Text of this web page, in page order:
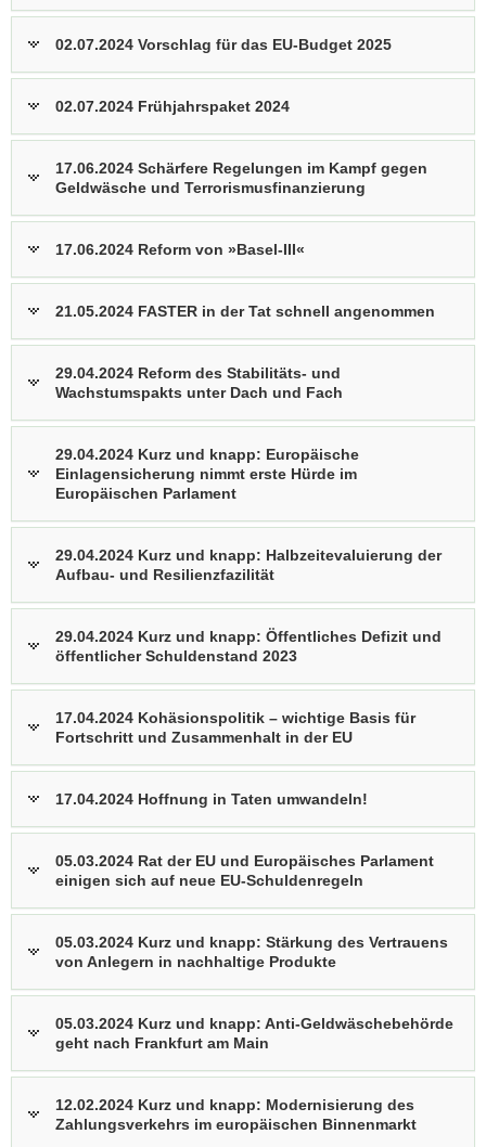
02.07.2024 Vorschlag für das EU-Budget 2025
02.07.2024 Frühjahrspaket 2024
17.06.2024 Schärfere Regelungen im Kampf gegen
Geldwäsche und Terrorismusfinanzierung
17.06.2024 Reform von »Basel-III«
21.05.2024 FASTER in der Tat schnell angenommen
29.04.2024 Reform des Stabilitäts- und
Wachstumspakts unter Dach und Fach
29.04.2024 Kurz und knapp: Europäische
Einlagensicherung nimmt erste Hürde im
Europäischen Parlament
29.04.2024 Kurz und knapp: Halbzeitevaluierung der
Aufbau- und Resilienzfazilität
29.04.2024 Kurz und knapp: Öffentliches Defizit und
öffentlicher Schuldenstand 2023
17.04.2024 Kohäsionspolitik – wichtige Basis für
Fortschritt und Zusammenhalt in der EU
17.04.2024 Hoffnung in Taten umwandeln!
05.03.2024 Rat der EU und Europäisches Parlament
einigen sich auf neue EU-Schuldenregeln
05.03.2024 Kurz und knapp: Stärkung des Vertrauens
von Anlegern in nachhaltige Produkte
05.03.2024 Kurz und knapp: Anti-Geldwäschebehörde
geht nach Frankfurt am Main
12.02.2024 Kurz und knapp: Modernisierung des
Zahlungsverkehrs im europäischen Binnenmarkt